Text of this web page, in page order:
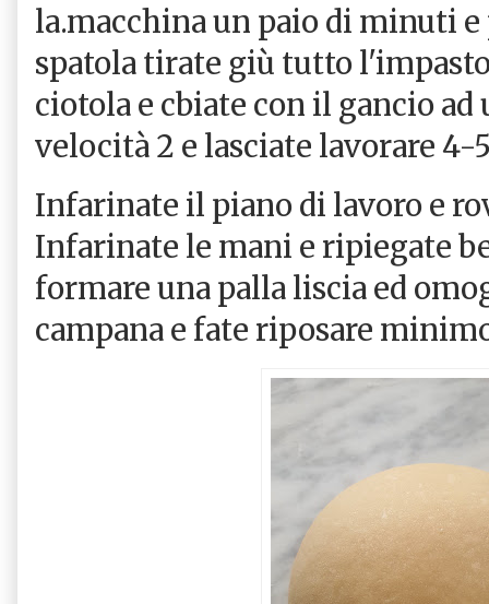
la.macchina un paio di minuti
spatola tirate giù tutto
ciotola e cbiate con il gancio
velocità 2 e lasciate lavorare
Infarinate il piano di lavoro e
Infarinate le mani e ripiegate
formare una palla liscia ed
campana e fate riposare